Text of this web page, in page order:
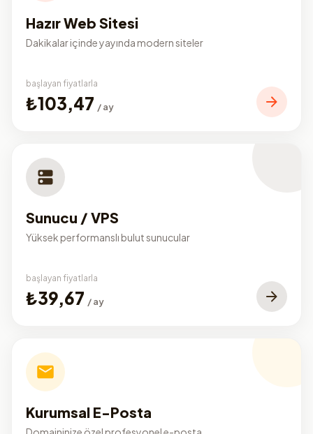
Hazır Web Sitesi
Dakikalar içinde yayında modern siteler
başlayan fiyatlarla
₺103,47 / ay
Sunucu / VPS
Yüksek performanslı bulut sunucular
başlayan fiyatlarla
₺39,67 / ay
Kurumsal E-Posta